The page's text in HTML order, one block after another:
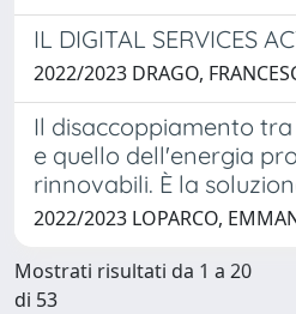
IL DIGITAL SERVICES
2022/2023 DRAGO,
Il disaccoppiamento
e quello dell'energia
rinnovabili. È la
2022/2023 LOPARCO,
Mostrati risultati da 1 a 20
di 53